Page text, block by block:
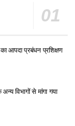
आपदा प्रबंधन प्रशिक्षण
विभागों से मांगा गया